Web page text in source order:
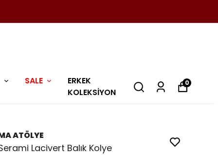
SALE
ERKEK
KOLEKSİYON
0
ATÖLYE
Lacivert Balık Kolye